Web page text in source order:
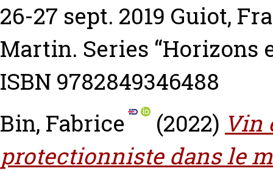
26-27 sept. 2019 Guiot,
Martin. Series “Horizons
ISBN 9782849346488
Bin, Fabrice
(2022) Vin
protectionniste dans le